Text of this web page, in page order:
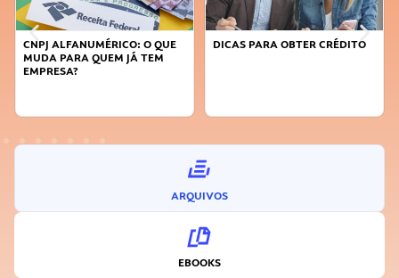
DICAS PARA OBTER CRÉDITO
FAÇA A DIFERENÇA: SEJA
ARQUIVOS
EBOOKS